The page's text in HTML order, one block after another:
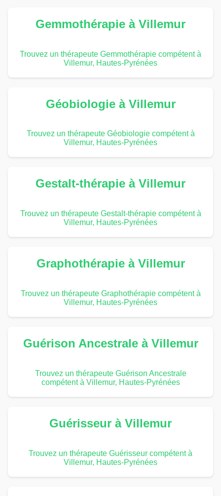
Gemmothérapie à Villemur
Trouvez un thérapeute Gemmothérapie compétent à
Villemur, Hautes-Pyrénées
Géobiologie à Villemur
Trouvez un thérapeute Géobiologie compétent à
Villemur, Hautes-Pyrénées
Gestalt-thérapie à Villemur
Trouvez un thérapeute Gestalt-thérapie compétent à
Villemur, Hautes-Pyrénées
Graphothérapie à Villemur
Trouvez un thérapeute Graphothérapie compétent à
Villemur, Hautes-Pyrénées
Guérison Ancestrale à Villemur
Trouvez un thérapeute Guérison Ancestrale
compétent à Villemur, Hautes-Pyrénées
Guérisseur à Villemur
Trouvez un thérapeute Guérisseur compétent à
Villemur, Hautes-Pyrénées